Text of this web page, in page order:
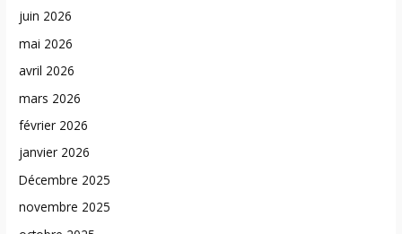
juin 2026
mai 2026
avril 2026
mars 2026
février 2026
janvier 2026
Décembre 2025
novembre 2025